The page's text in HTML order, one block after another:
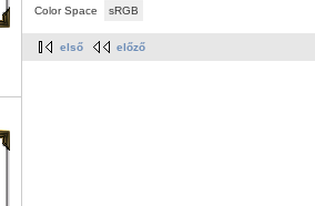
Color Space
sRGB
első előző